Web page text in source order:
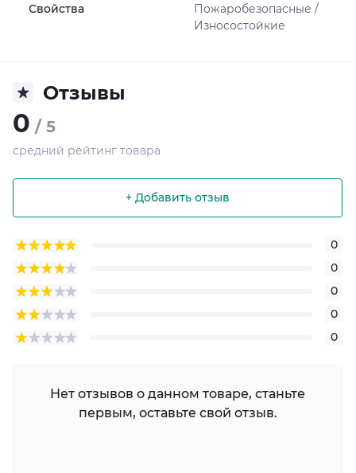
Свойства
Пожаробезопасные /
Износостойкие
Отзывы
0 / 5
средний рейтинг товара
+ Добавить отзыв
0
0
0
0
0
Нет отзывов о данном товаре, станьте
первым, оставьте свой отзыв.